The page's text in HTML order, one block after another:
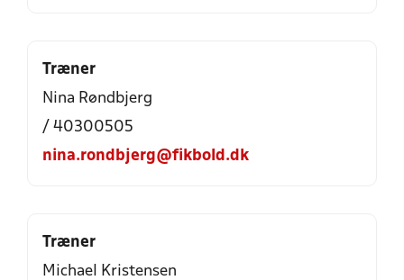
Træner
Nina Røndbjerg
/ 40300505
nina.rondbjerg@fikbold.dk
Træner
Michael Kristensen